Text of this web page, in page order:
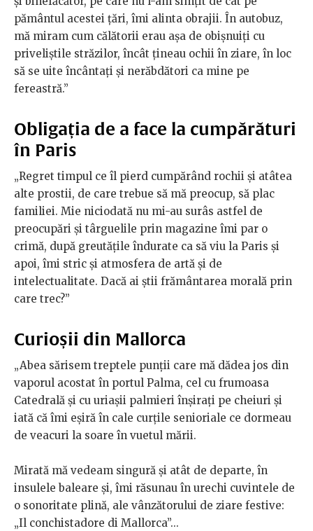
pământul acestei țări, îmi alinta obrajii. În autobuz,
mă miram cum călătorii erau așa de obișnuiți cu
priveliștile străzilor, încât țineau ochii în ziare, în loc
să se uite încântați și nerăbdători ca mine pe
fereastră.”
Obligația de a face la cumpărături
în Paris
„Regret timpul ce îl pierd cumpărând rochii și atâtea
alte prostii, de care trebue să mă preocup, să plac
familiei. Mie niciodată nu mi-au surâs astfel de
preocupări și târguelile prin magazine îmi par o
crimă, după greutățile îndurate ca să viu la Paris și
apoi, îmi stric și atmosfera de artă și de
intelectualitate. Dacă ai știi frământarea morală prin
care trec?”
Curioșii din Mallorca
„Abea sărisem treptele punții care mă dădea jos din
vaporul acostat în portul Palma, cel cu frumoasa
Catedrală și cu uriașii palmieri înșirați pe cheiuri și
iată că îmi eșiră în cale curțile senioriale ce dormeau
de veacuri la soare în vuetul mării.
Mirată mă vedeam singură și atât de departe, în
insulele baleare și, îmi răsunau în urechi cuvintele de
o sonoritate plină, ale vânzătorului de ziare festive:
„Il conchistadore di Mallorca”...